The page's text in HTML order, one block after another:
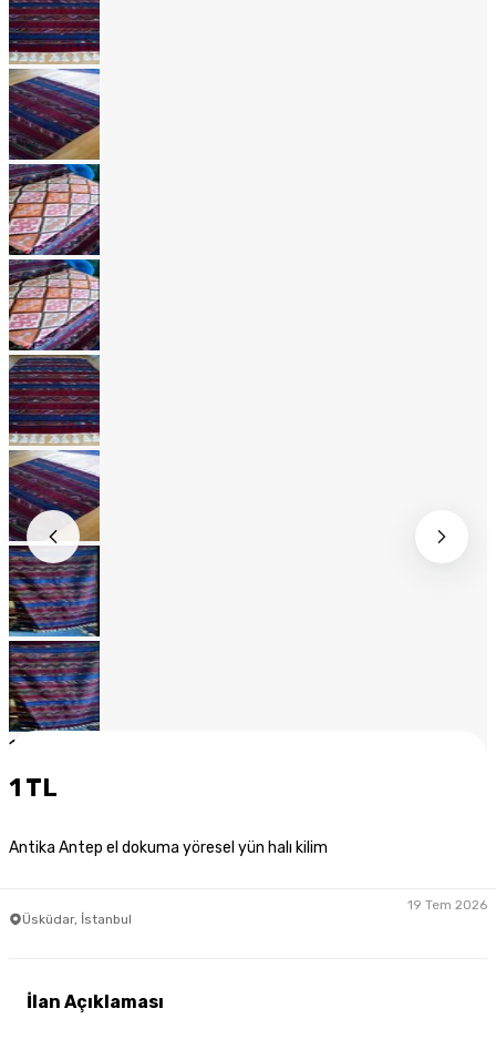
1
1 TL
Antika Antep el dokuma yöresel yün halı kilim
Üsküdar, İstanbul
19 Tem 2026
İlan Açıklaması